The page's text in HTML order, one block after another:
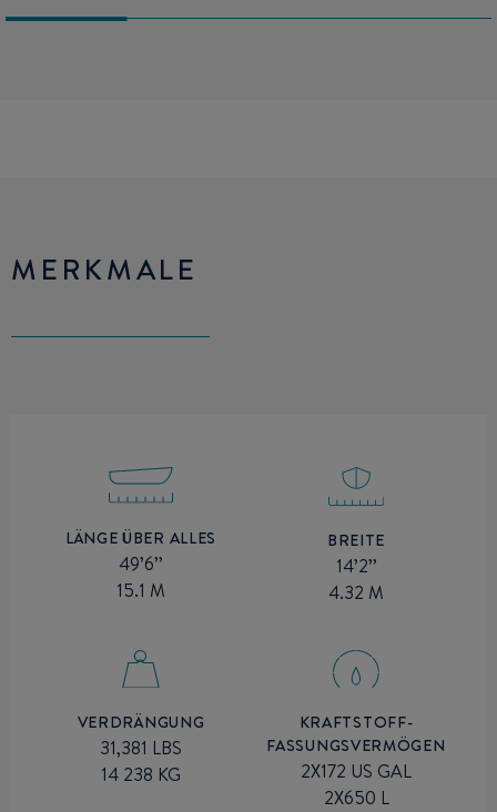
MERKMALE
LÄNGE ÜBER ALLES
49’6’’
15.1 M
BREITE
14’2’’
4.32 M
VERDRÄNGUNG
31,381 LBS
14 238 KG
KRAFTSTOFF-
FASSUNGSVERMÖGEN
2X172 US GAL
2X650 L